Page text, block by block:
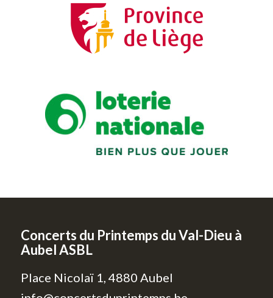
Concerts du Printemps du Val-Dieu à
Aubel ASBL
Place Nicolaï 1, 4880 Aubel